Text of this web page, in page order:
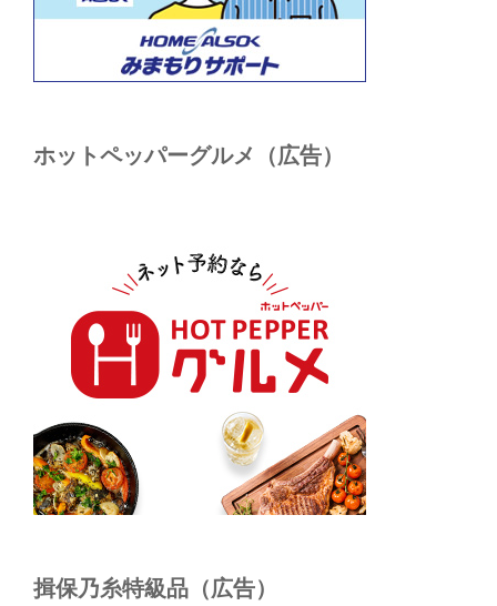
ホットペッパーグルメ（広告）
揖保乃糸特級品（広告）